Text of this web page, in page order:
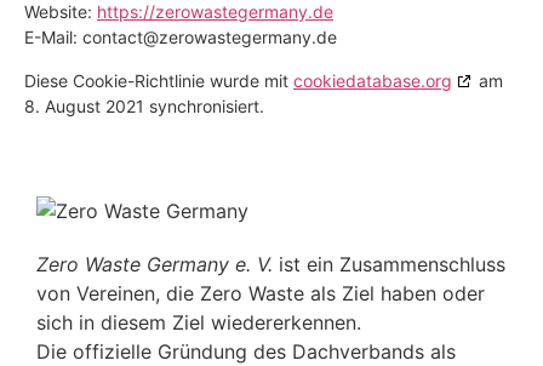
Website: https://zerowastegermany.de
E-Mail: contact@zerowastegermany.de
Diese Cookie-Richtlinie wurde mit cookiedatabase.org
am
8. August 2021 synchronisiert.
Zero Waste Germany e. V. ist ein Zusammenschluss
von Vereinen, die Zero Waste als Ziel haben oder
sich in diesem Ziel wiedererkennen.
Die offizielle Gründung des Dachverbands als